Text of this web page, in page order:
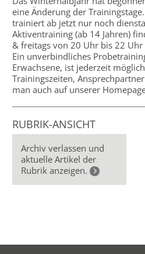
eine Änderung der
trainiert ab jetzt nur noch
Aktiventraining (ab 14 Jahren)
& freitags von 20 Uhr bis 22 Uhr
Ein unverbindliches
Erwachsene, ist jederzeit
Trainingszeiten,
man auch auf unserer
RUBRIK-ANSICHT
Archiv verlassen und
aktuelle Artikel der
Rubrik anzeigen.